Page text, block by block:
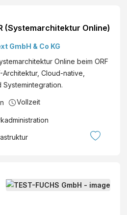
(Systemarchitektur Online)
GmbH & Co KG
Online beim ORF
Cloud-native,
Systemintegration.
Vollzeit